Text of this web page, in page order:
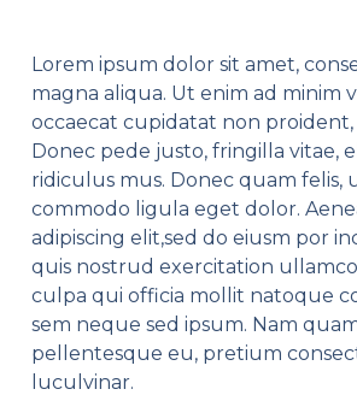
Lorem ipsum dolor sit amet,
magna aliqua. Ut enim ad minim
occaecat cupidatat non
Donec pede justo, fringilla vitae,
ridiculus mus. Donec quam
commodo ligula eget dolor.
adipiscing elit,sed do eiusm por
quis nostrud exercitation
culpa qui officia mollit natoque
sem neque sed ipsum. Nam
pellentesque eu, pretium
luculvinar.